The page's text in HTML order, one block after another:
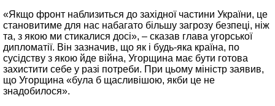
«Якщо фронт наблизиться до західної частини України, це
становитиме для нас набагато більшу загрозу безпеці, ніж
та, з якою ми стикалися досі», – сказав глава угорської
дипломатії. Він зазначив, що як і будь-яка країна, по
сусідству з якою йде війна, Угорщина має бути готова
захистити себе у разі потреби. При цьому міністр заявив,
що Угорщина «була б щасливішою, якби це не
знадобилося».